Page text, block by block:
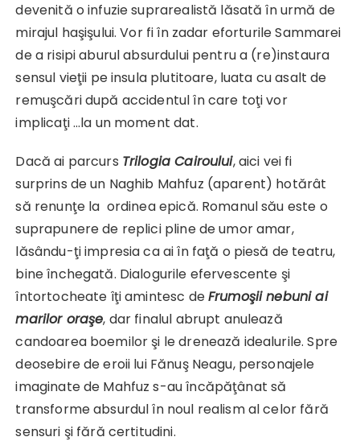
devenită o infuzie suprarealistă lăsată în urmă de
mirajul haşişului. Vor fi în zadar eforturile Sammarei
de a risipi aburul absurdului pentru a (re)instaura
sensul vieţii pe insula plutitoare, luata cu asalt de
remuşcări după accidentul în care toţi vor
implicaţi …la un moment dat.
Dacă ai parcurs Trilogia Cairoului, aici vei fi
surprins de un Naghib Mahfuz (aparent) hotărât
să renunţe la ordinea epică. Romanul său este o
suprapunere de replici pline de umor amar,
lăsându-ţi impresia ca ai în faţă o piesă de teatru,
bine închegată. Dialogurile efervescente şi
întortocheate îţi amintesc deFrumoşii nebuni ai
marilor oraşe, dar finalul abrupt anulează
candoarea boemilor şi le drenează idealurile. Spre
deosebire de eroii lui Fănuş Neagu, personajele
imaginate de Mahfuz s-au încăpăţânat să
transforme absurdul în noul realism al celor fără
sensuri şi fără certitudini.